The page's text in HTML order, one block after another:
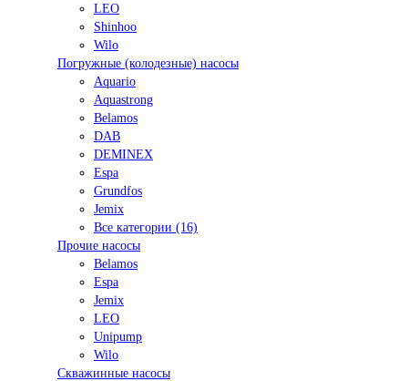
LEO
Shinhoo
Wilo
Погружные (колодезные) насосы
Aquario
Aquastrong
Belamos
DAB
DEMINEX
Espa
Grundfos
Jemix
Все категории (16)
Прочие насосы
Belamos
Espa
Jemix
LEO
Unipump
Wilo
Скважинные насосы